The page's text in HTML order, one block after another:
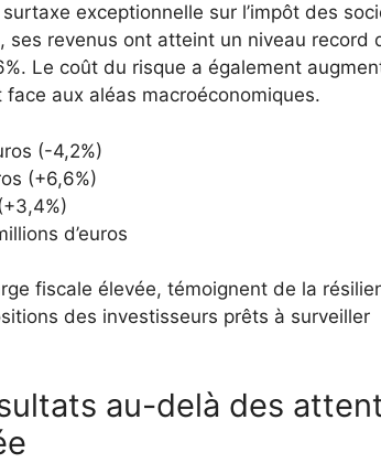
exceptionnelle sur l’impôt des
ses revenus ont atteint un niveau record
Le coût du risque a également
aux aléas macroéconomiques.
(-4,2%)
(+6,6%)
d’euros
fiscale élevée, témoignent de la
des investisseurs prêts à surveiller
au-delà des